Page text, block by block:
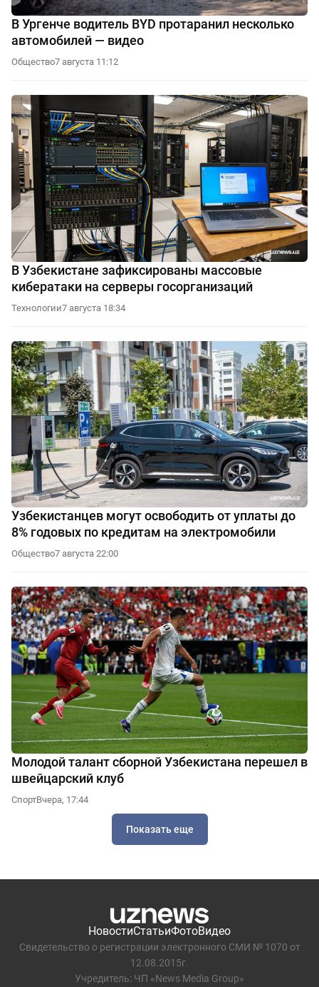
В Ургенче водитель BYD протаранил несколько
автомобилей — видео
Общество7 августа 11:12
В Узбекистане зафиксированы массовые
кибератаки на серверы госорганизаций
Технологии7 августа 18:34
Узбекистанцев могут освободить от уплаты до
8% годовых по кредитам на электромобили
Общество7 августа 22:00
Молодой талант сборной Узбекистана перешел в
швейцарский клуб
СпортВчера, 17:44
Показать еще
НовостиСтатьиФотоВидео
Свидетельство о регистрации электронного СМИ № 1070 от
12.08.2015г.
Учредитель: ЧП «News Media Group»